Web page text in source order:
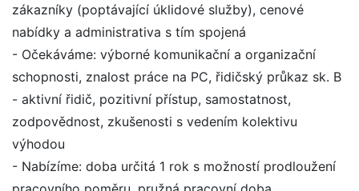
zákazníky (poptávající úklidové služby), cenové
nabídky a administrativa s tím spojená
- Očekáváme: výborné komunikační a organizační
schopnosti, znalost práce na PC, řidičský průkaz sk. B
- aktivní řidič, pozitivní přístup, samostatnost,
zodpovědnost, zkušenosti s vedením kolektivu
výhodou
- Nabízíme: doba určitá 1 rok s možností prodloužení